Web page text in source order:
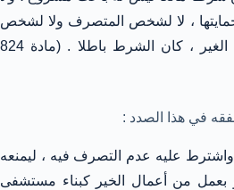
، لا لشخص المتصرف ولا لشخص
المتصرف إليه ، ولا لشخص الغير ، كان الشرط باطلا . (مادة 824
في هذا الصدد :
عليه عدم التصرف فيه ، ليمنعه
بعمل من أعمال الخير كبناء مستشفى